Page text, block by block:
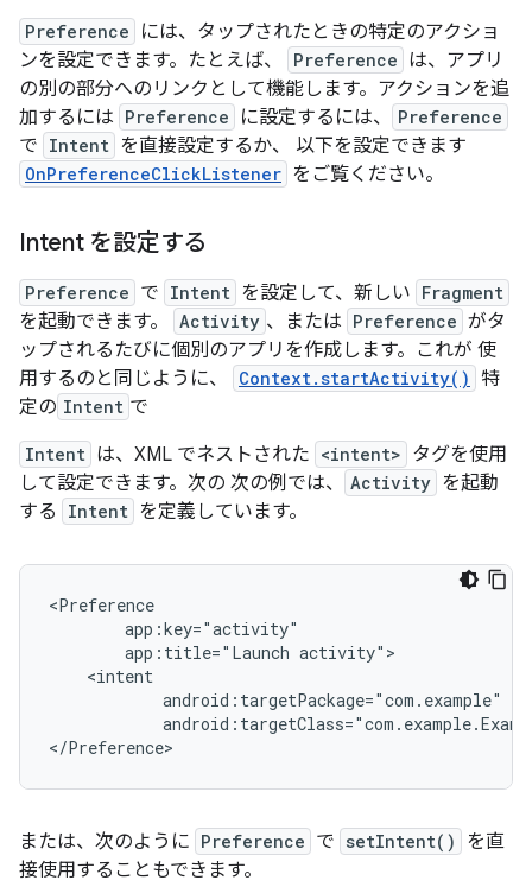
Preference
には、タップされたときの特定のアクショ
ンを設定できます。たとえば、
Preference は、アプリ
の別の部分へのリンクとして機能します。アクションを追
加するには Preference に設定するには、 Preference
で Intent を直接設定するか、 以下を設定できます
OnPreferenceClickListener をご覧ください。
Intent を設定する
Preference で Intent を設定して、新しい Fragment
を起動できます。 Activity 、または Preference がタ
ップされるたびに個別のアプリを作成します。これが 使
用するのと同じように、
Context.startActivity()
特
定の Intent で
Intent は、XML でネストされた <intent> タグを使用
して設定できます。次の 次の例では、
Activity を起動
する
Intent を定義しています。
app:title="Launch
</Preference>
または、次のように Preference で setIntent()
を直
接使用することもできます。